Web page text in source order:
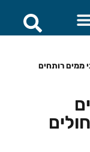
ממים רותחים